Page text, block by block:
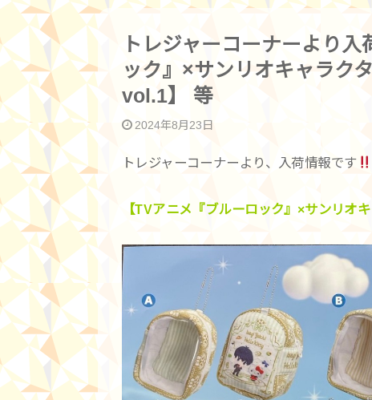
トレジャーコーナーより
ック』×サンリオキャラク
vol.1】 等
2024年8月23日
トレジャーコーナーより、入荷情報です
【TVアニメ『ブルーロック』×サンリオ